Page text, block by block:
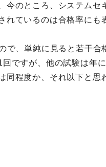
今のところ、システムセ
れているのは合格率にも
で、単純に見ると若干合
ですが、他の試験は年
同程度か、それ以下と思